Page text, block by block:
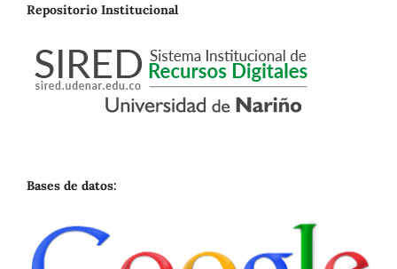
Repositorio Institucional
Bases de datos: